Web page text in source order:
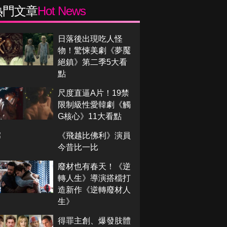
門文章Hot News
日落後出現吃人怪
物！驚悚美劇《夢魘
絕鎮》第二季5大看
點
尺度直逼A片！19禁
限制級性愛韓劇《觸
G核心》11大看點
《飛越比佛利》演員
今昔比一比
廢材也有春天！《逆
轉人生》導演搭檔打
造新作《逆轉廢材人
生》
得罪主創、爆發肢體